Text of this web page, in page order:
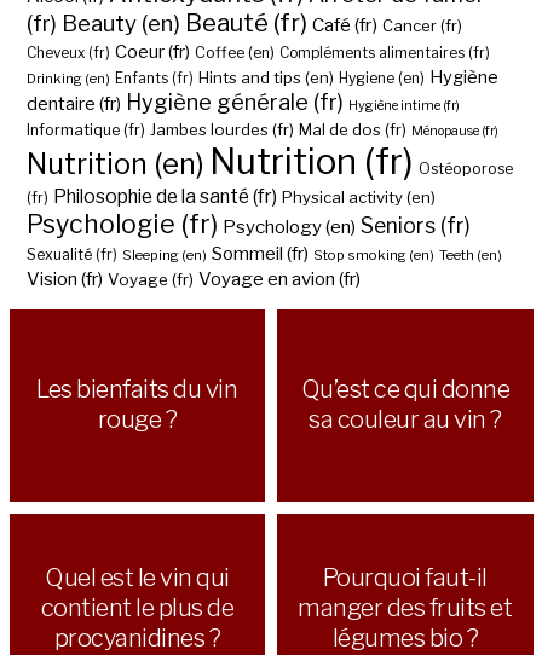
(fr) Beauty (en) Beauté (fr) Café (fr) Cancer (fr)
Cheveux (fr) Coeur (fr) Coffee (en) Compléments alimentaires (fr)
Drinking (en) Enfants (fr) Hints and tips (en) Hygiene (en) Hygiène
dentaire (fr) Hygiène générale (fr) Hygiène intime (fr)
Informatique (fr) Jambes lourdes (fr) Mal de dos (fr) Ménopause (fr)
Nutrition (en) Nutrition (fr) Ostéoporose
(fr) Philosophie de la santé (fr) Physical activity (en)
Psychologie (fr) Psychology (en) Seniors (fr)
Sexualité (fr) Sleeping (en) Sommeil (fr) Stop smoking (en) Teeth (en)
Vision (fr) Voyage (fr) Voyage en avion (fr)
Les bienfaits du vin
rouge ?
Qu’est ce qui donne
sa couleur au vin ?
Quel est le vin qui
contient le plus de
procyanidines ?
Pourquoi faut-il
manger des fruits et
légumes bio ?